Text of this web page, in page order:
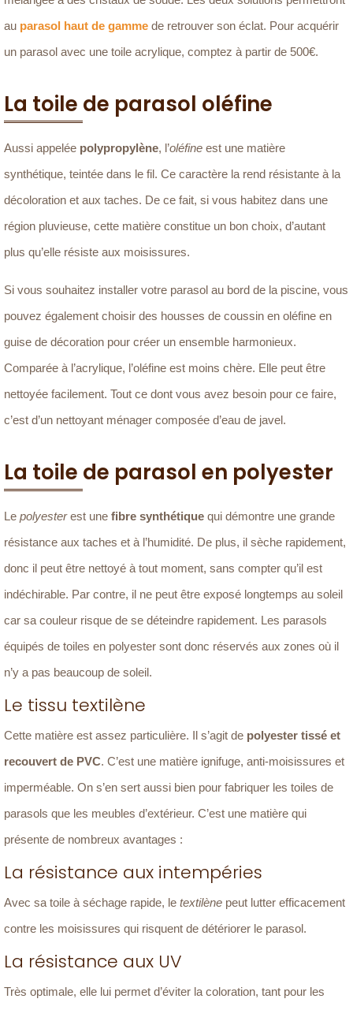
au parasol haut de gamme de retrouver son éclat. Pour acquérir
un parasol avec une toile acrylique, comptez à partir de 500€.
La toile de parasol oléfine
Aussi appelée polypropylène, l’oléfine est une matière
synthétique, teintée dans le fil. Ce caractère la rend résistante à la
décoloration et aux taches. De ce fait, si vous habitez dans une
région pluvieuse, cette matière constitue un bon choix, d’autant
plus qu’elle résiste aux moisissures.
Si vous souhaitez installer votre parasol au bord de la piscine, vous
pouvez également choisir des housses de coussin en oléfine en
guise de décoration pour créer un ensemble harmonieux.
Comparée à l’acrylique, l’oléfine est moins chère. Elle peut être
nettoyée facilement. Tout ce dont vous avez besoin pour ce faire,
c’est d’un nettoyant ménager composée d’eau de javel.
La toile de parasol en polyester
Le polyesterest une fibre synthétique qui démontre une grande
résistance aux taches et à l’humidité. De plus, il sèche rapidement,
donc il peut être nettoyé à tout moment, sans compter qu’il est
indéchirable. Par contre, il ne peut être exposé longtemps au soleil
car sa couleur risque de se déteindre rapidement. Les parasols
équipés de toiles en polyester sont donc réservés aux zones où il
n’y a pas beaucoup de soleil.
Le tissu textilène
Cette matière est assez particulière. Il s’agit de polyester tissé et
recouvert de PVC. C’est une matière ignifuge, anti-moisissures et
imperméable. On s’en sert aussi bien pour fabriquer les toiles de
parasols que les meubles d’extérieur. C’est une matière qui
présente de nombreux avantages :
La résistance aux intempéries
Avec sa toile à séchage rapide, le textilène peut lutter efficacement
contre les moisissures qui risquent de détériorer le parasol.
La résistance aux UV
Très optimale, elle lui permet d’éviter la coloration, tant pour les